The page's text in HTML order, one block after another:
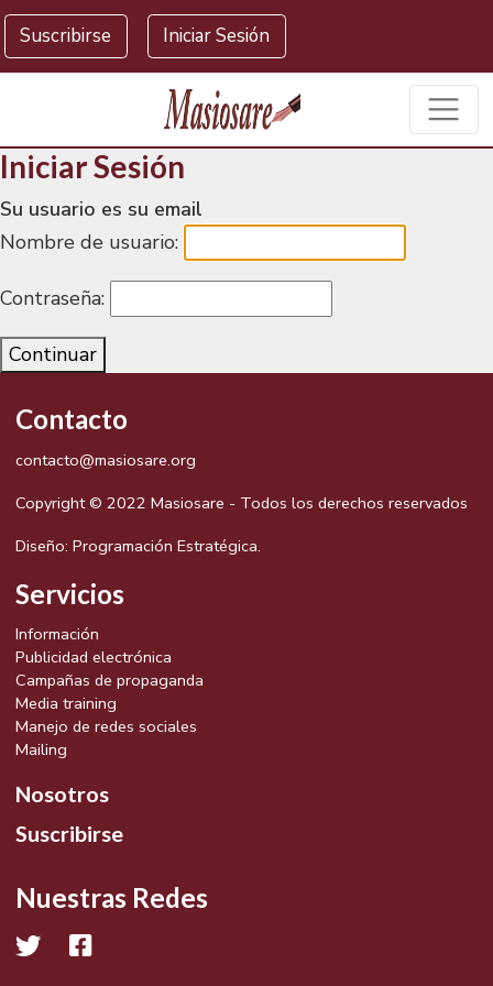
Masiosare agencia de noticias
Suscribirse Iniciar Sesión
Iniciar Sesión
Su usuario es su email
Nombre de usuario:
Contraseña:
Continuar
Contacto
contacto@masiosare.org
Copyright © 2022 Masiosare - Todos los derechos reservados
Diseño: Programación Estratégica.
Servicios
Información
Publicidad electrónica
Campañas de propaganda
Media training
Manejo de redes sociales
Mailing
Nosotros
Suscribirse
Nuestras Redes